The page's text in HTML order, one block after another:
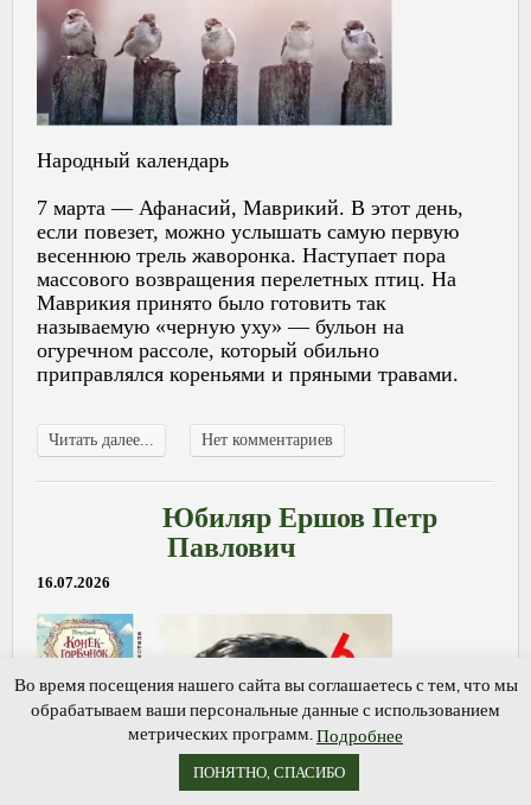
Народный календарь
7 марта — Афанасий, Маврикий. В этот день,
если повезет, можно услышать самую первую
весеннюю трель жаворонка. Наступает пора
массового возвращения перелетных птиц. На
Маврикия принято было готовить так
называемую «черную уху» — бульон на
огуречном рассоле, который обильно
приправлялся кореньями и пряными травами.
Читать далее... Нет комментариев
Юбиляр Ершов Петр
Павлович
16.07.2026
Во время посещения нашего сайта вы соглашаетесь с тем, что мы
обрабатываем ваши персональные данные с использованием
метрических программ. Подробнее
ПОНЯТНО, СПАСИБО